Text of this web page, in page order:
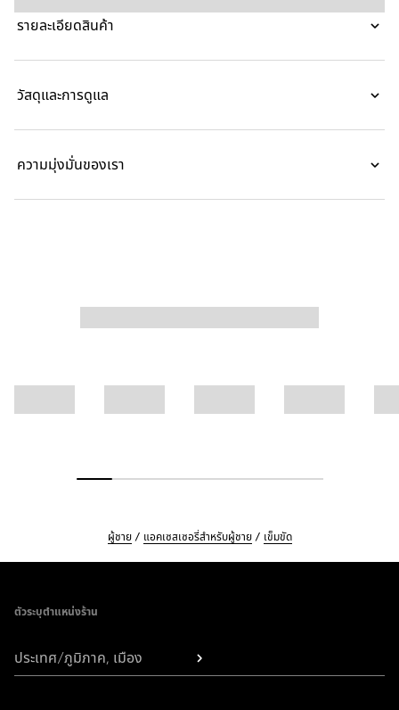
เจาะจงและเรียบร้อย
รายละเอียดสินค้า
วัสดุและการดูแล
ความมุ่งมั่นของเรา
ผู้ชาย แอคเซสเซอรี่สำหรับผู้ชาย เข็มขัด
ตัวระบุตำแหน่งร้าน
ประเทศ/ภูมิภาค, เมือง